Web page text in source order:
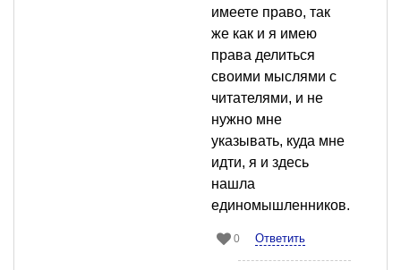
имеете право, так
же как и я имею
права делиться
своими мыслями с
читателями, и не
нужно мне
указывать, куда мне
идти, я и здесь
нашла
единомышленников.
0 Ответить